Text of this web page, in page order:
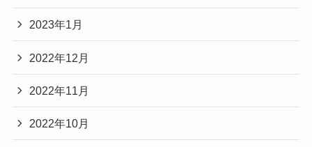
2023年1月
2022年12月
2022年11月
2022年10月